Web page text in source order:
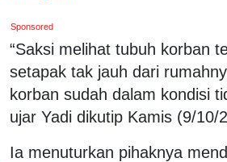
Sponsored
“Saksi melihat tubuh korban
setapak tak jauh dari
korban sudah dalam kondisi
ujar Yadi dikutip Kamis (9/10/
Ia menuturkan pihaknya